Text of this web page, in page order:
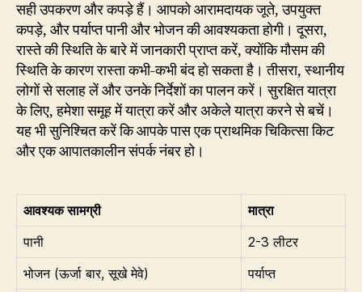
सही उपकरण और कपड़े हैं। आपको आरामदायक जूते, उपयुक्त
कपड़े, और पर्याप्त पानी और भोजन की आवश्यकता होगी। दूसरा,
रास्ते की स्थिति के बारे में जानकारी प्राप्त करें, क्योंकि मौसम की
स्थिति के कारण रास्ता कभी-कभी बंद हो सकता है। तीसरा, स्थानीय
लोगों से सलाह लें और उनके निर्देशों का पालन करें। सुरक्षित यात्रा
के लिए, हमेशा समूह में यात्रा करें और अकेले यात्रा करने से बचें।
यह भी सुनिश्चित करें कि आपके पास एक प्राथमिक चिकित्सा किट
और एक आपातकालीन संपर्क नंबर हो।
आवश्यक सामग्री
मात्रा
पानी
2-3 लीटर
भोजन (ऊर्जा बार, सूखे मेवे)
पर्याप्त